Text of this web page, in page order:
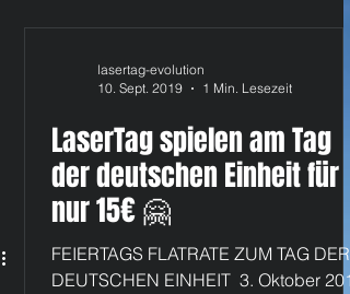
lasertag-evolution
10. Sept. 2019
1 Min. Lesezeit
LaserTag spielen am Tag
der deutschen Einheit für
nur 15€ 🤗
FEIERTAGS FLATRATE ZUM TAG DER
DEUTSCHEN EINHEIT ​ 3. Oktober 2019 ​